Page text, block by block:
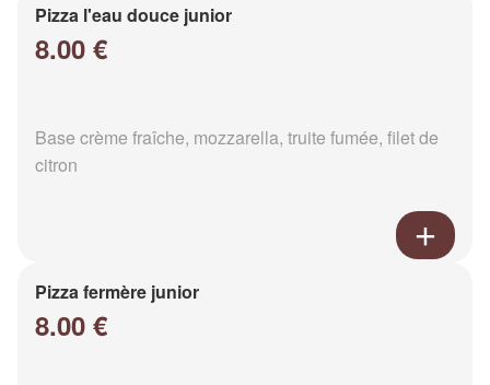
Pizza l'eau douce junior
8.00 €
Base crème fraîche, mozzarella, truite fumée, filet de
citron
Pizza fermère junior
8.00 €